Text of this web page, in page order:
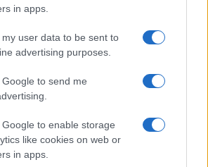
in apps.
user data to be sent to
advertising purposes.
to send me
to enable storage
like cookies on web or
in apps.
"4" οι
για τον Τουρισμό: Στρατηγικό